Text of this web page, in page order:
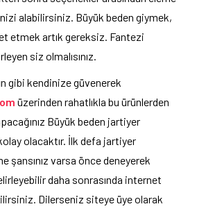
alabilirsiniz. Büyük beden giymek,
etmek artık gereksiz. Fantezi
siz olmalısınız.
gibi kendinize güvenerek
üzerinden rahatlıkla bu ürünlerden
Büyük beden jartiyer
olacaktır. İlk defa jartiyer
şansınız varsa önce deneyerek
daha sonrasında internet
Dilerseniz siteye üye olarak